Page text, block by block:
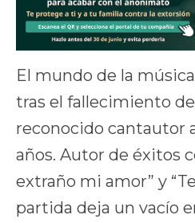
El mundo de la
tras el fallecimiento de
reconocido cantautor
años. Autor de éxitos
extraño mi amor” y
partida deja un vacío